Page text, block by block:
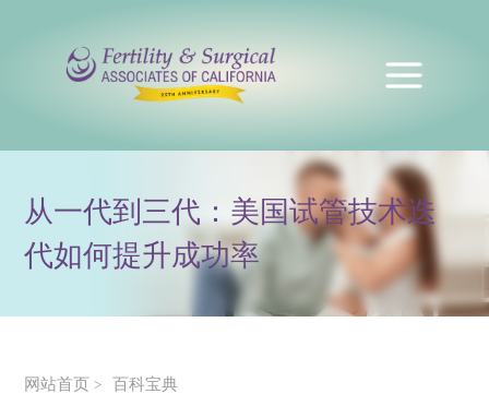
从一代到三代：美国试管技术迭
代如何提升成功率
网站首页 > 百科宝典